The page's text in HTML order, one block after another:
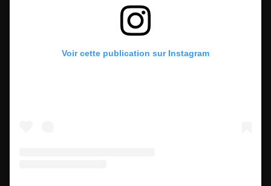
Voir cette publication sur Instagram